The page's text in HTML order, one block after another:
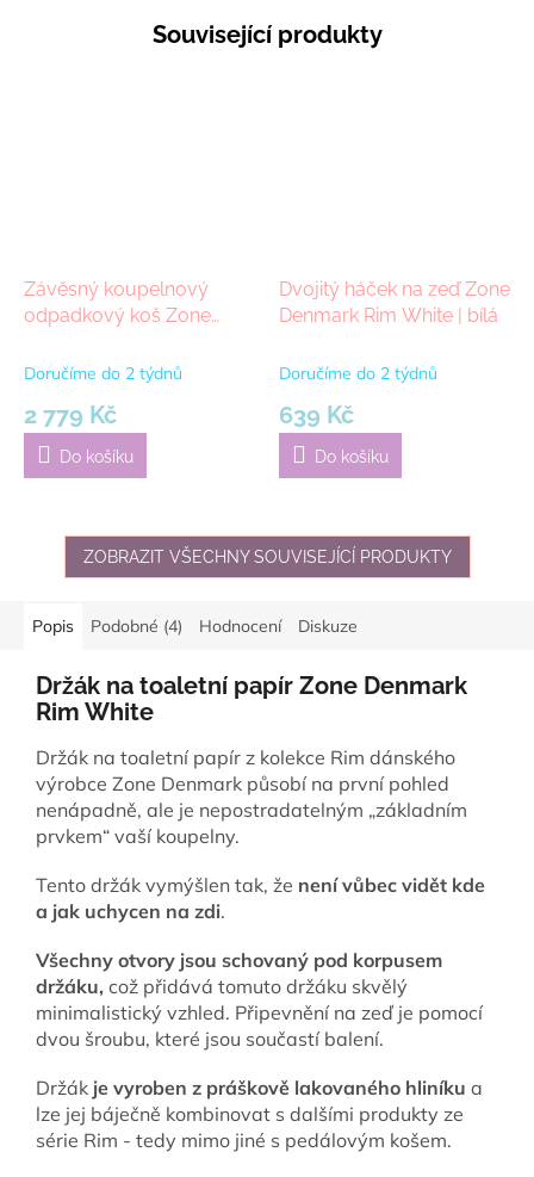
Související produkty
Závěsný koupelnový
odpadkový koš Zone
Doručíme do 2 týdnů
2 779 Kč
Do košíku
Dvojitý háček na zeď Zone
Denmark Rim White | bílá
Doručíme do 2 týdnů
639 Kč
Do košíku
ZOBRAZIT VŠECHNY SOUVISEJÍCÍ PRODUKTY
Popis Podobné (4) Hodnocení Diskuze
Držák na toaletní papír Zone Denmark
Rim White
Držák na toaletní papír z kolekce Rim dánského
výrobce Zone Denmark působí na první pohled
nenápadně, ale je nepostradatelným „základním
prvkem“ vaší koupelny.
Tento držák vymýšlen tak, že není vůbec vidět kde
a jak uchycen na zdi.
Všechny otvory jsou schovaný pod korpusem
držáku, což přidává tomuto držáku skvělý
minimalistický vzhled. Připevnění na zeď je pomocí
dvou šroubu, které jsou součastí balení.
Držák je vyroben z práškově lakovaného hliníku a
lze jej báječně kombinovat s dalšími produkty ze
série Rim - tedy mimo jiné s pedálovým košem.